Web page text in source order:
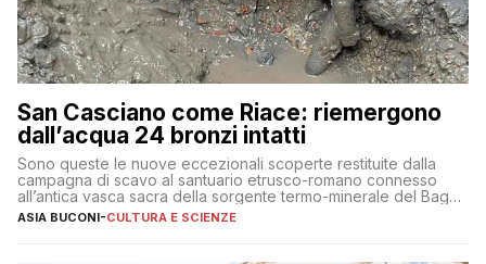
San Casciano come Riace: riemergono
dall’acqua 24 bronzi intatti
Sono queste le nuove eccezionali scoperte restituite dalla
campagna di scavo al santuario etrusco-romano connesso
all’antica vasca sacra della sorgente termo-minerale del Bagno
Grande
ASIA BUCONI-CULTURA E SCIENZE